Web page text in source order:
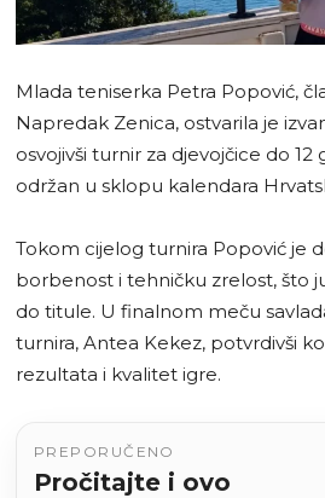
Mlada teniserka Petra Popović,
Napredak Zenica, ostvarila je
osvojivši turnir za djevojčice do 12
održan u sklopu kalendara
Tokom cijelog turnira Popović je
borbenost i tehničku zrelost, što
do titule. U finalnom meču
turnira, Antea Kekez, potvrdivši
rezultata i kvalitet igre.
PREPORUČENO
Pročitajte i ovo